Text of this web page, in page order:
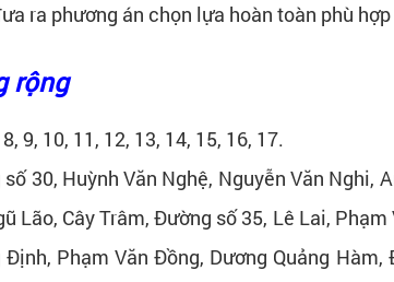
ra phương án chọn lựa hoàn toàn phù
rộng
9, 10, 11, 12, 13, 14, 15, 16, 17.
30, Huỳnh Văn Nghệ, Nguyễn Văn Nghi,
Lão, Cây Trâm, Đường số 35, Lê Lai,
Phạm Văn Đồng, Dương Quảng